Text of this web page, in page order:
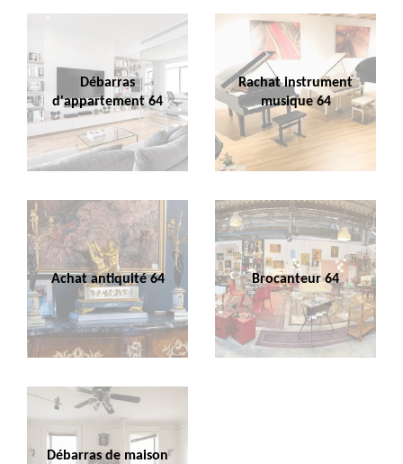
Débarras
d'appartement 64
Rachat instrument
musique 64
Achat antiquité 64 Brocanteur 64
Débarras de maison